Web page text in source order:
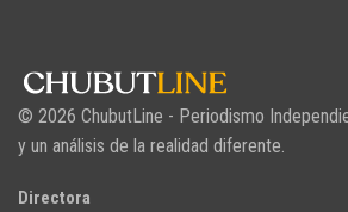
© 2026 ChubutLine - Periodismo
y un análisis de la realidad diferente.
Directora